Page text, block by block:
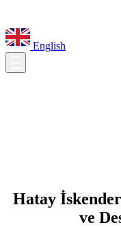
English
Hatay
ve